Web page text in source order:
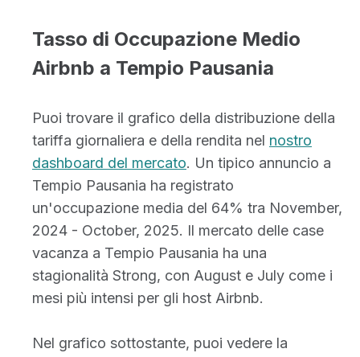
Tasso di Occupazione Medio
Airbnb a Tempio Pausania
Puoi trovare il grafico della distribuzione della
tariffa giornaliera e della rendita nel nostro
dashboard del mercato. Un tipico annuncio a
Tempio Pausania ha registrato
un'occupazione media del 64% tra November,
2024 - October, 2025. Il mercato delle case
vacanza a Tempio Pausania ha una
stagionalità Strong, con August e July come i
mesi più intensi per gli host Airbnb.
Nel grafico sottostante, puoi vedere la